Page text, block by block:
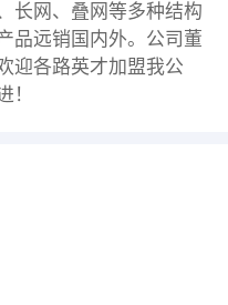
长网、叠网等多种结构
品远销国内外。公司董
迎各路英才加盟我公
！